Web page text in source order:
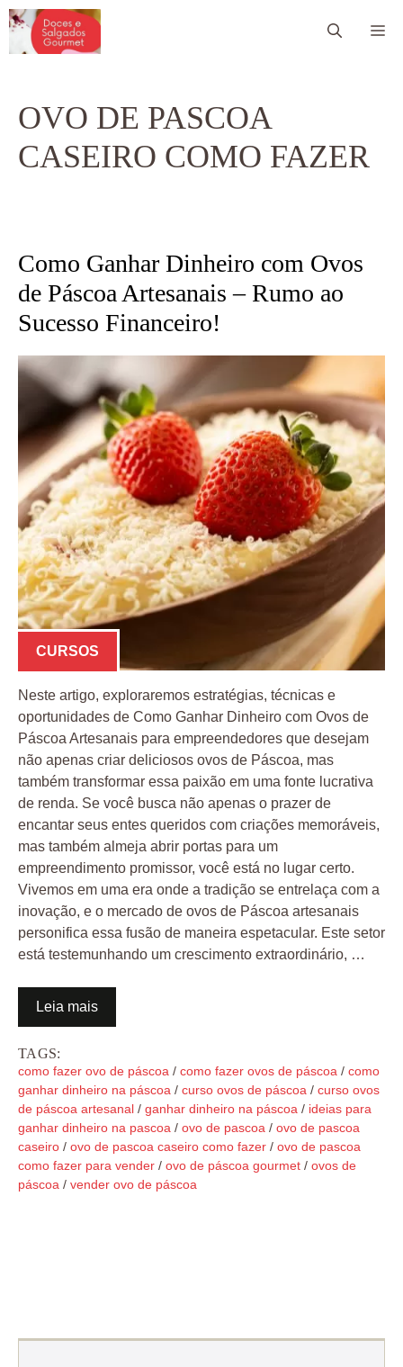
Pular
para
OVO DE PASCOA
CASEIRO COMO FAZER
Como Ganhar Dinheiro com Ovos
de Páscoa Artesanais – Rumo ao
Sucesso Financeiro!
CURSOS
Neste artigo, exploraremos estratégias, técnicas e
oportunidades de Como Ganhar Dinheiro com Ovos de
Páscoa Artesanais para empreendedores que desejam
não apenas criar deliciosos ovos de Páscoa, mas
também transformar essa paixão em uma fonte lucrativa
de renda. Se você busca não apenas o prazer de
encantar seus entes queridos com criações memoráveis,
mas também almeja abrir portas para um
empreendimento promissor, você está no lugar certo.
Vivemos em uma era onde a tradição se entrelaça com a
inovação, e o mercado de ovos de Páscoa artesanais
personifica essa fusão de maneira espetacular. Este setor
está testemunhando um crescimento extraordinário, …
Leia mais
TAGS:
como fazer ovo de páscoa / como fazer ovos de páscoa / como
ganhar dinheiro na páscoa / curso ovos de páscoa / curso ovos
de páscoa artesanal / ganhar dinheiro na páscoa / ideias para
ganhar dinheiro na pascoa / ovo de pascoa / ovo de pascoa
caseiro / ovo de pascoa caseiro como fazer / ovo de pascoa
como fazer para vender / ovo de páscoa gourmet / ovos de
páscoa / vender ovo de páscoa